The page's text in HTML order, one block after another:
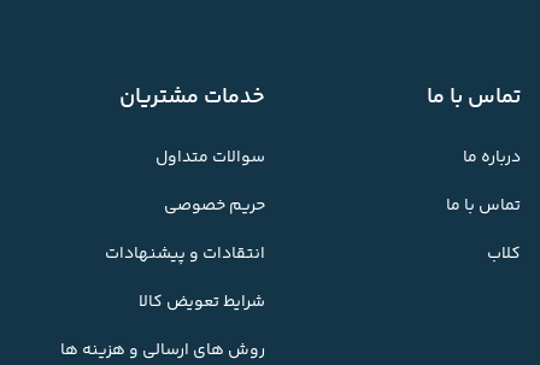
تماس با ما
درباره ما
تماس با ما
کلاب
خدمات مشتریان
سوالات متداول
حریم خصوصی
انتقادات و پیشنهادات
شرایط تعویض کالا
روش های ارسالی و هزینه ها